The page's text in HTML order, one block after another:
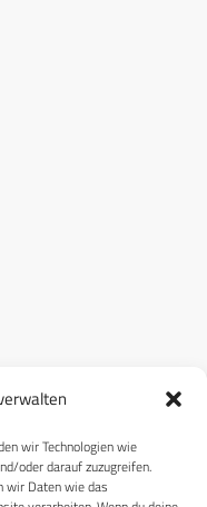
wir Technologien wie
oder darauf zuzugreifen.
wir Daten wie das